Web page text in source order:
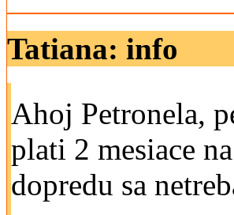
Tatiana: info
Ahoj Petronela,
plati 2 mesiace
dopredu sa